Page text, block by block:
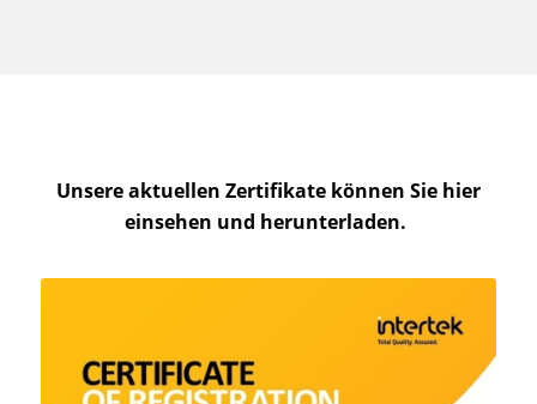
Unsere aktuellen Zertifikate können Sie hier
einsehen und herunterladen.